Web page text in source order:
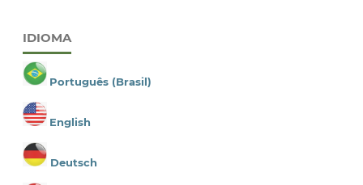
IDIOMA
Português (Brasil)
English
Deutsch